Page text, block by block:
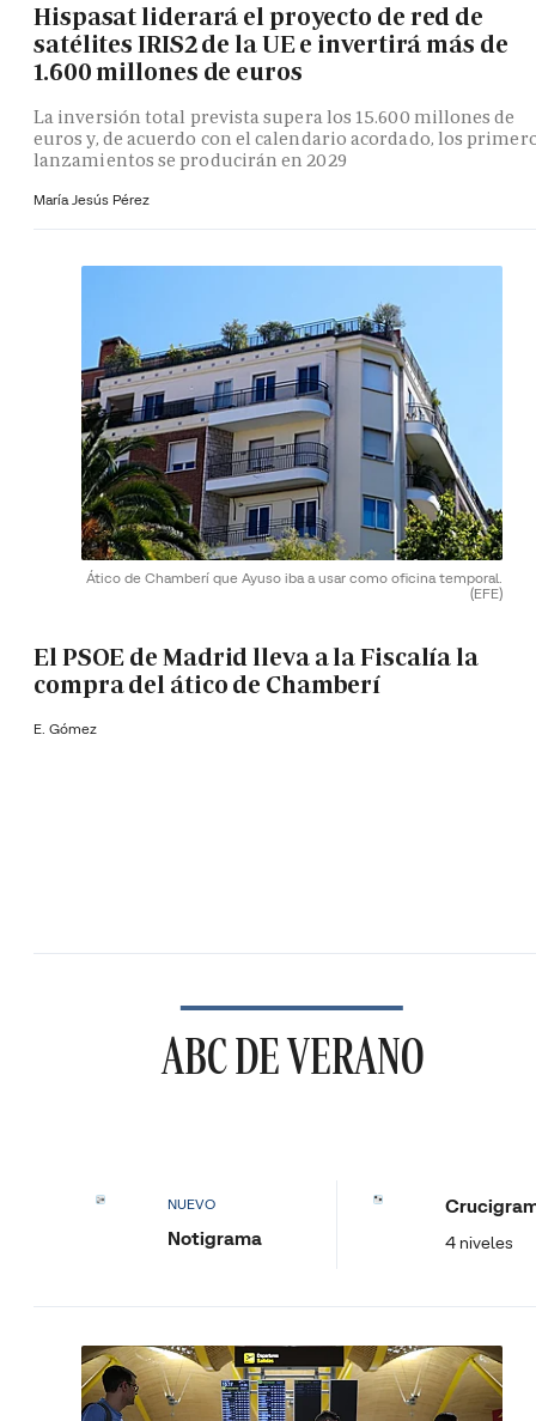
Hispasat liderará el proyecto de red de
satélites IRIS2 de la UE e invertirá más de
1.600 millones de euros
La inversión total prevista supera los 15.600 millones de
euros y, de acuerdo con el calendario acordado, los
lanzamientos se producirán en 2029
María Jesús Pérez
Ático de Chamberí que Ayuso iba a usar como oficina temporal.
(EFE)
El PSOE de Madrid lleva a la Fiscalía la
compra del ático de Chamberí
E. Gómez
ABC DE VERANO
NUEVO
Notigrama 4 niveles